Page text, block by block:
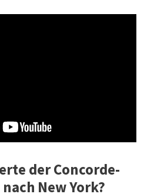
der Concorde-
New York?